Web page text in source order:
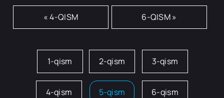
« 4-QISM 6-QISM »
1-qism 2-qism 3-qism
4-qism 5-qism 6-qism